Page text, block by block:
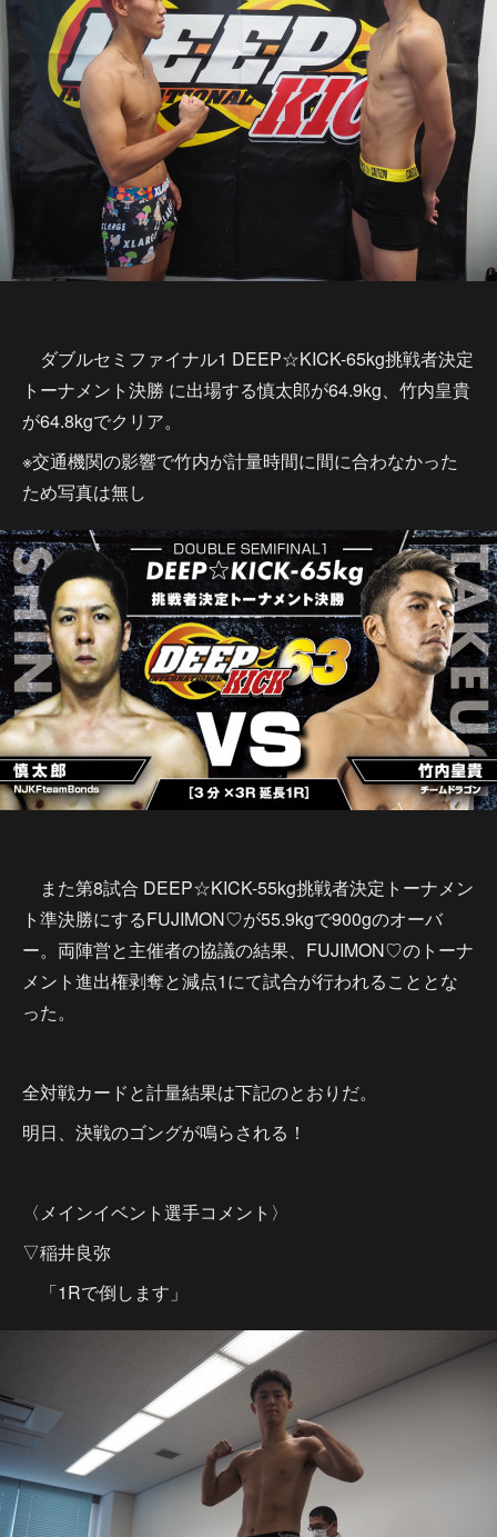
ダブルセミファイナル1 DEEP☆KICK-65kg挑戦者決定
トーナメント決勝 に出場する慎太郎が64.9kg、竹内皇貴
が64.8kgでクリア。
※交通機関の影響で竹内が計量時間に間に合わなかった
ため写真は無し
また第8試合 DEEP☆KICK-55kg挑戦者決定トーナメン
ト準決勝にするFUJIMON♡が55.9kgで900gのオーバ
ー。両陣営と主催者の協議の結果、FUJIMON♡のトーナ
メント進出権剥奪と減点1にて試合が行われることとな
った。
全対戦カードと計量結果は下記のとおりだ。
明日、決戦のゴングが鳴らされる！
〈メインイベント選手コメント〉
▽稲井良弥
「1Rで倒します」